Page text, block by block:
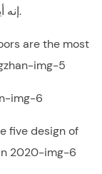
إنه أيضًا بسبب هذا الجمال المباشر.